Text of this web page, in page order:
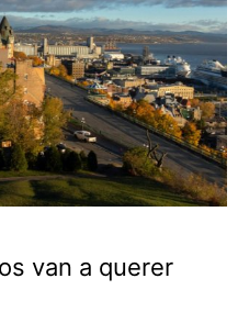
van a querer